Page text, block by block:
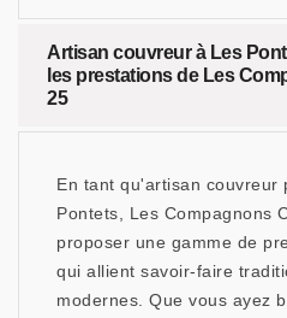
Artisan couvreur à Les
les prestations de Les
25
En tant qu'artisan couvreur
Pontets, Les Compagnons
proposer une gamme de
qui allient savoir-faire
modernes. Que vous ayez